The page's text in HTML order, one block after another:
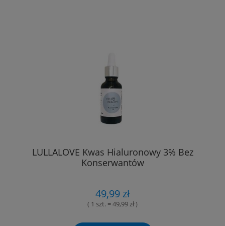
LULLALOVE Kwas Hialuronowy 3% Bez
Konserwantów
49,99 zł
( 1 szt. = 49,99 zł )